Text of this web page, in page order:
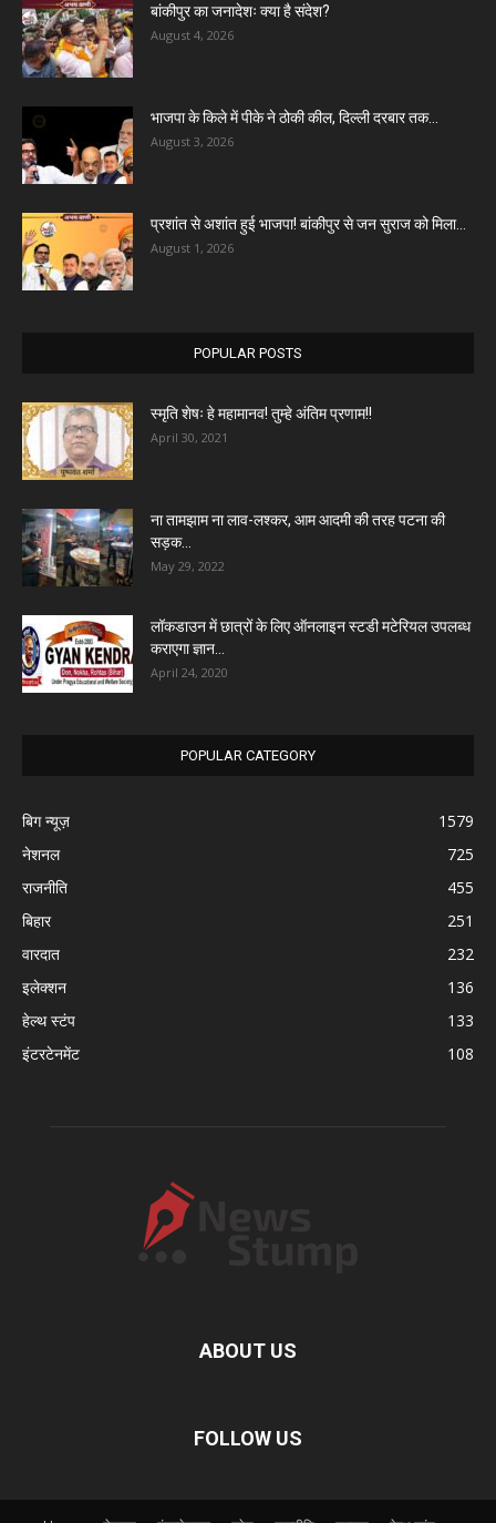
बांकीपुर का जनादेशः क्या है संदेश?
August 4, 2026
भाजपा के किले में पीके ने ठोकी कील, दिल्ली दरबार तक...
August 3, 2026
प्रशांत से अशांत हुई भाजपा! बांकीपुर से जन सुराज को मिला...
August 1, 2026
POPULAR POSTS
स्मृति शेषः हे महामानव! तुम्हे अंतिम प्रणाम!!
April 30, 2021
ना तामझाम ना लाव-लश्कर, आम आदमी की तरह पटना की
सड़क...
May 29, 2022
लॉकडाउन में छात्रों के लिए ऑनलाइन स्टडी मटेरियल उपलब्ध
कराएगा ज्ञान...
April 24, 2020
POPULAR CATEGORY
बिग न्यूज़
1579
नेशनल
725
राजनीति
455
बिहार
251
वारदात
232
इलेक्शन
136
हेल्थ स्टंप
133
इंटरटेनमेंट
108
ABOUT US
FOLLOW US